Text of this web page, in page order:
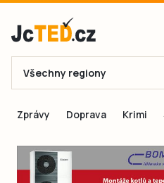
E-mail
Všechny regiony
Zprávy Doprava Krimi